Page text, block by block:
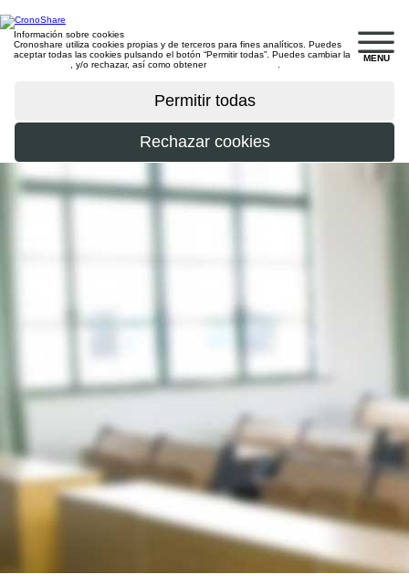
MENU
Información sobre cookies
Cronoshare utiliza cookies propias y de terceros para fines analíticos. Puedes
aceptar todas las cookies pulsando el botón “Permitir todas”. Puedes cambiar la
, y/o rechazar, así como obtener